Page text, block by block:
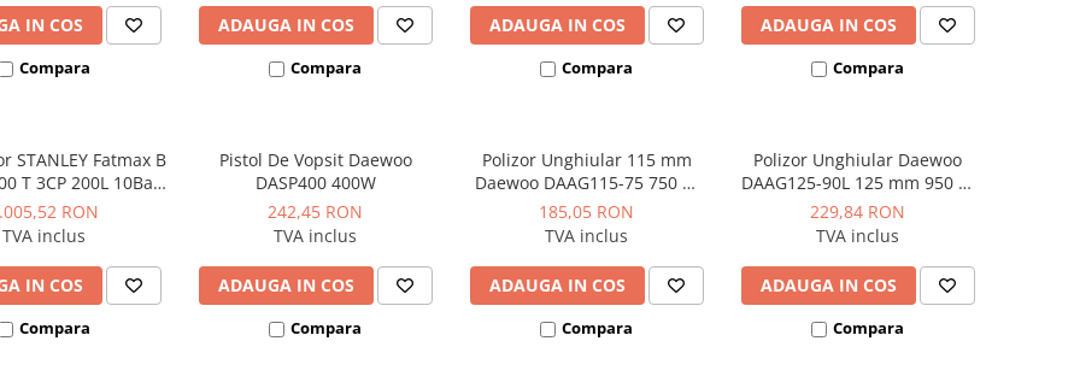
IN COS
Compara
ADAUGA IN COS
Compara
ADAUGA IN COS
Compara
ADAUGA IN COS
Compara
STANLEY Fatmax B
T 3CP 200L 10Bar
330L/minRON
TVA inclus
IN COS
Compara
Pistol De Vopsit Daewoo
DASP400 400W
242,45 RON
TVA inclus
ADAUGA IN COS
Compara
Polizor Unghiular 115 mm
Daewoo DAAG115-75 750 W
11.000 rpm
185,05 RON
TVA inclus
ADAUGA IN COS
Compara
Polizor Unghiular Daewoo
DAAG125-90L 125 mm 950 W
12.000 rpm
229,84 RON
TVA inclus
ADAUGA IN COS
Compara